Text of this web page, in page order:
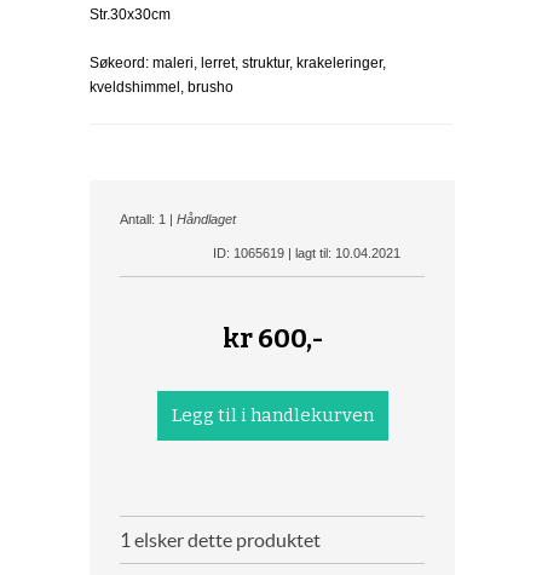
Str.30x30cm
Søkeord: maleri, lerret, struktur, krakeleringer,
kveldshimmel, brusho
Antall: 1 | Håndlaget
ID: 1065619 | lagt til: 10.04.2021
kr600,-
1 elsker dette produktet